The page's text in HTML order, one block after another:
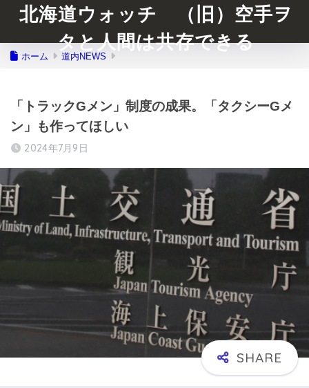
北海道ウォッチ （旧）空手ヲ
タと人間は共存できる
ホーム 道内NEWS
「トラックGメン」制度の成果。「タクシーGメ
ン」も作ってほしい
2024年7月9日